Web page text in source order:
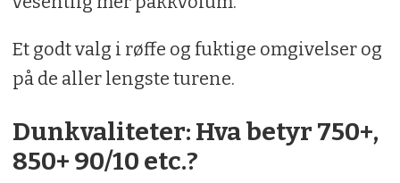
Et godt valg i røffe og fuktige omgivelser og
på de aller lengste turene.
Dunkvaliteter: Hva betyr 750+,
850+ 90/10 etc.?